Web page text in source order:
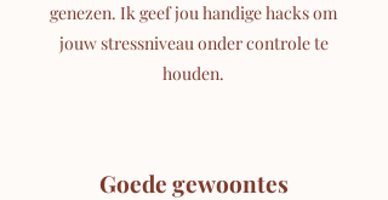
genezen. Ik geef jou handige hacks om
jouw stressniveau onder controle te
houden.
Goede gewoontes